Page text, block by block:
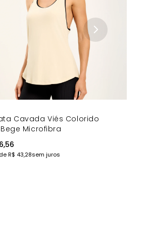
Cavada Viés Colorido
Microfibra
R$ 43,28sem juros